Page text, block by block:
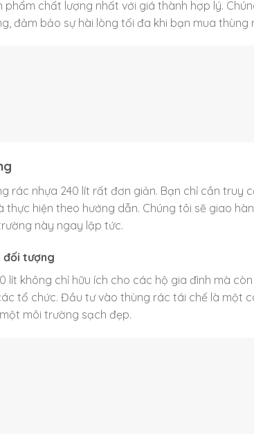
phẩm chất lượng nhất với giá thành hợp lý.
đảm bảo sự hài lòng tối đa khi bạn mua thùng
rác nhựa 240 lít rất đơn giản. Bạn chỉ cần truy
thực hiện theo hướng dẫn. Chúng tôi sẽ giao
này ngay lập tức.
đối tượng
lít không chỉ hữu ích cho các hộ gia đình mà
tổ chức. Đầu tư vào thùng rác tái chế là một
môi trường sạch đẹp.